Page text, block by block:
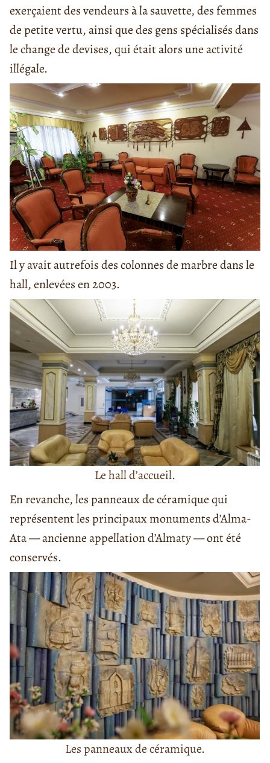
exerçaient des vendeurs à la sauvette, des femmes
de petite vertu, ainsi que des gens spécialisés dans
le change de devises, qui était alors une activité
illégale.
Il y avait autrefois des colonnes de marbre dans le
hall, enlevées en 2003.
Le hall d’accueil.
En revanche, les panneaux de céramique qui
représentent les principaux monuments d’Alma-
Ata — ancienne appellation d’Almaty — ont été
conservés.
Les panneaux de céramique.